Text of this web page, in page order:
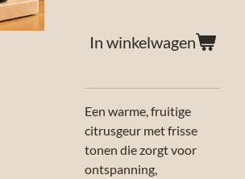
In winkelwagen
Een warme, fruitige
citrusgeur met frisse
tonen die zorgt voor
ontspanning,